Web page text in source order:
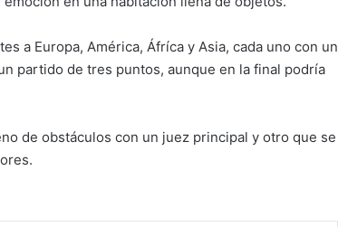
a Europa, América, Áfríca y Asia, cada uno con un
partido de tres puntos, aunque en la final podría
de obstáculos con un juez principal y otro que se